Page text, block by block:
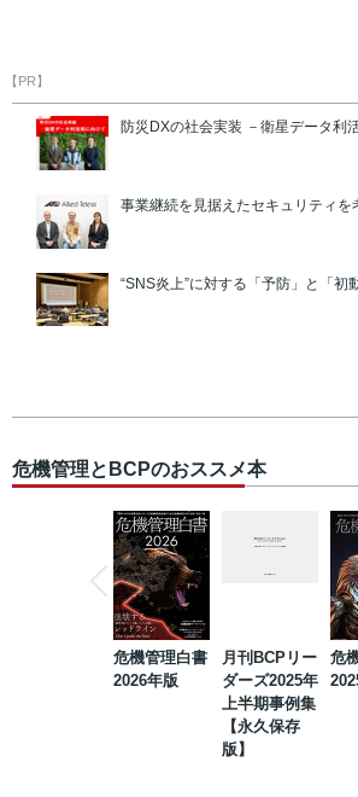
【PR】
防災DXの社会実装 －衛星データ利
事業継続を見据えたセキュリティを
“SNS炎上”に対する「予防」と「初
危機管理とBCPのおススメ本
危機管理白書
2026年版
月刊BCPリー
ダーズ2025年
上半期事例集
【永久保存
版】
危